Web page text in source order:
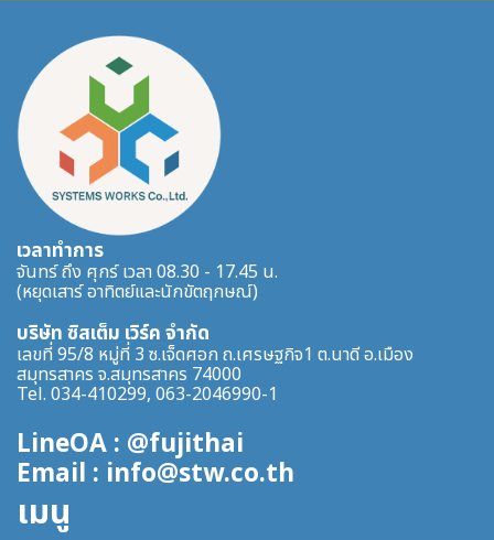
เวลาทำการ
จันทร์ ถึง ศุกร์ เวลา 08.30 - 17.45 น.
(หยุดเสาร์ อาทิตย์และนักขัตฤกษณ์)
บริษัท ซิสเต็ม เวิร์ค จำกัด
เลขที่ 95/8 หมู่ที่ 3 ซ.เจ็ดศอก ถ.เศรษฐกิจ1 ต.นาดี อ.เมือง
สมุทรสาคร จ.สมุทรสาคร 74000
Tel. 034-410299, 063-2046990-1
LineOA : @fujithai
Email : info@stw.co.th
เมนู